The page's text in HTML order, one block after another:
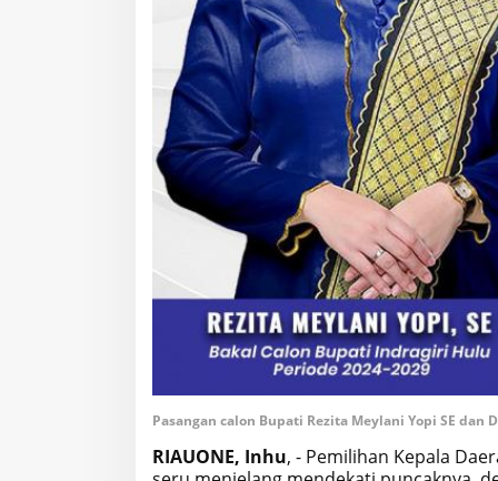
Pasangan calon Bupati Rezita Meylani Yopi SE dan
RIAUONE, Inhu, - Pemilihan Kepala